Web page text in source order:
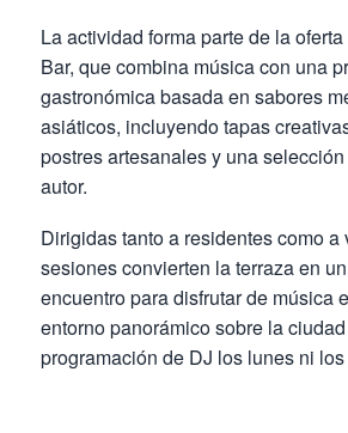
La actividad forma parte de la
Bar, que combina música con una
gastronómica basada en sabores
asiáticos, incluyendo tapas
postres artesanales y una
autor.
Dirigidas tanto a residentes como a
sesiones convierten la terraza en
encuentro para disfrutar de música
entorno panorámico sobre la
programación de DJ los lunes ni